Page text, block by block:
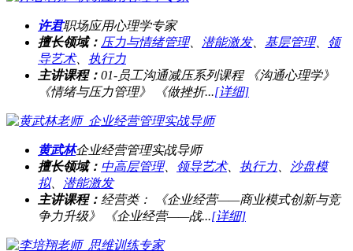
许君职场应用心理学专家
擅长领域： 压力与情绪管理、 潜能激发、 基层管理、 领
导艺术、 执行力
主讲课程： 01-员工沟通减压系列课程 《沟通心理学》
《情绪与压力管理》 《做挫折...[详细]
黄武林企业经营管理实战导师
擅长领域： 中高层管理、 领导艺术、 执行力、
沙盘模
拟、
潜能激发
主讲课程： 经营类： 《企业经营——商业模式创新与竞
争力升级》 《企业经营——战...[详细]